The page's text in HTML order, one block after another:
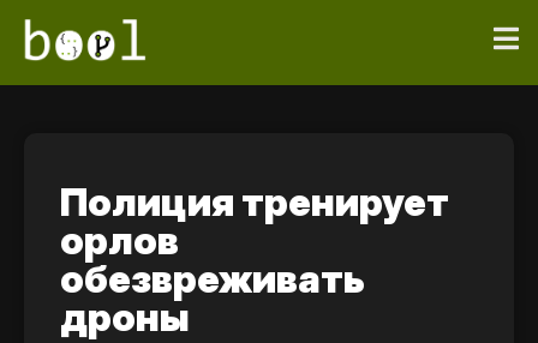
Полиция тренирует
орлов
обезвреживать
дроны